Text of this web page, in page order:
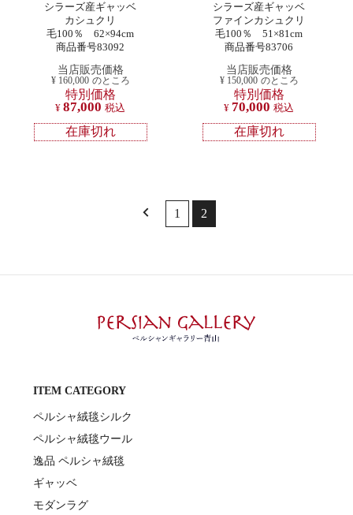
シラーズ産ギャッベ
カシュクリ
毛100％ 62×94cm
商品番号83092
当店販売価格
¥ 160,000 のところ
特別価格
¥ 87,000 税込
在庫切れ
シラーズ産ギャッベ
ファインカシュクリ
毛100％ 51×81cm
商品番号83706
当店販売価格
¥ 150,000 のところ
特別価格
¥ 70,000 税込
在庫切れ
1 2
ITEM CATEGORY
ペルシャ絨毯シルク
ペルシャ絨毯ウール
逸品 ペルシャ絨毯
ギャッベ
モダンラグ